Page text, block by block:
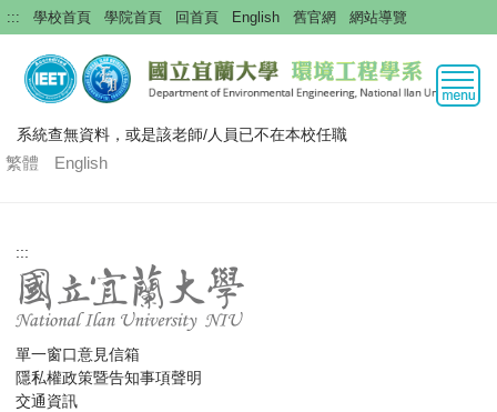
跳
到
要
容
區
::: 學校首頁 學院首頁 回首頁 English 舊官網 網站導覽
系統查無資料，或是該老師/人員已不在本校任職
繁體 English
:::
單一窗口意見信箱
隱私權政策暨告知事項聲明
交通資訊